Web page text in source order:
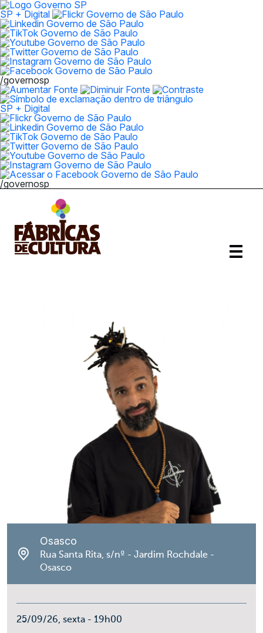
SP + Digital
/governosp
SP + Digital
/governosp
Osasco
Rua Santa Rita, s/nº - Jardim Rochdale -
Osasco
25/09/26, sexta - 19h00